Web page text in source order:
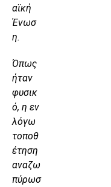
αϊκή
Ένωσ
η.
Όπως
ήταν
φυσικ
ό, η εν
λόγω
τοποθ
έτηση
αναζω
πύρωσ